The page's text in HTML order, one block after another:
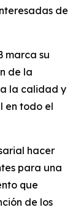
de
marca su
de la
la calidad y
en todo el
hacer
para una
que
de los